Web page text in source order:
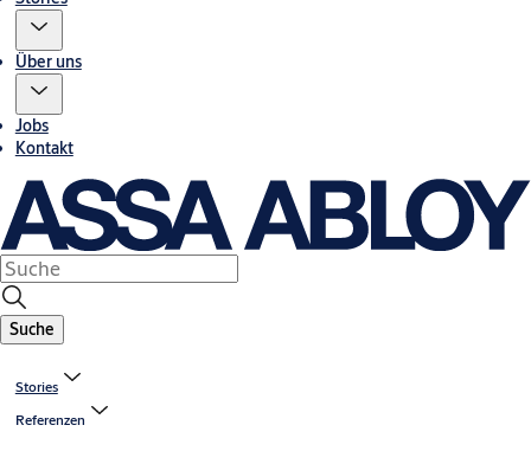
Über uns
Jobs
Kontakt
Suche
Stories
Referenzen